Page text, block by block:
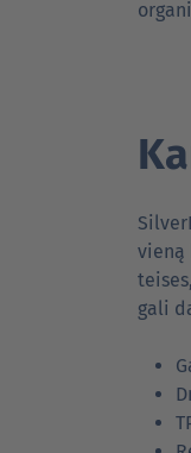
vieną
gali